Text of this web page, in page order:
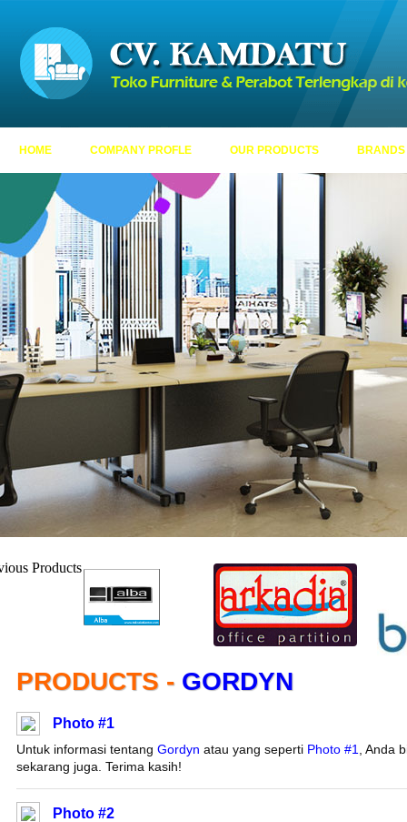
HOME COMPANY PROFLE OUR PRODUCTS BRANDS
PRODUCTS - GORDYN
Photo #1
Untuk informasi tentang Gordyn atau yang seperti Photo #1
, Anda
sekarang juga. Terima kasih!
Photo #2